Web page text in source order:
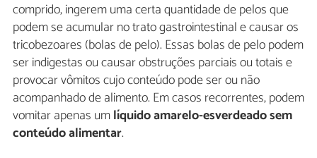
comprido, ingerem uma certa quantidade de pelos que
podem se acumular no trato gastrointestinal e causar os
tricobezoares (bolas de pelo). Essas bolas de pelo podem
ser indigestas ou causar obstruções parciais ou totais e
provocar vômitos cujo conteúdo pode ser ou não
acompanhado de alimento. Em casos recorrentes, podem
vomitar apenas umlíquido amarelo-esverdeado sem
conteúdo alimentar.